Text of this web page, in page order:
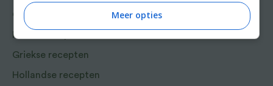
Chinese recepten
Franse recepten
Griekse recepten
Hollandse recepten
Meer opties